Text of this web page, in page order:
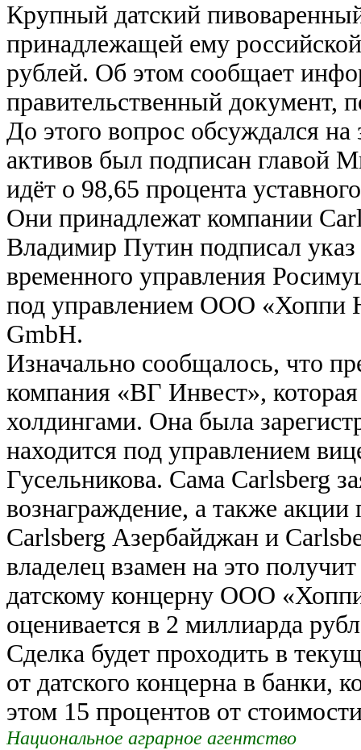
Крупный датский
принадлежащей ему
рублей. Об этом сообщает
правительственный документ,
До этого вопрос обсуждался на
активов был подписан
идёт о 98,65 процента
Они принадлежат компании
Владимир Путин подписал
временного управления
под управлением ООО «Хоппи
GmbH.
Изначально сообщалось, что
компания «ВГ Инвест»,
холдингами. Она была
находится под управлением
Гусельникова. Сама Carlsberg
вознаграждение, а также
Carlsberg Азербайджан и
владелец взамен на это
датскому концерну ООО
оценивается в 2 миллиарда
Сделка будет проходить в
от датского концерна в банки,
этом 15 процентов от
Национальное аграрное агентство